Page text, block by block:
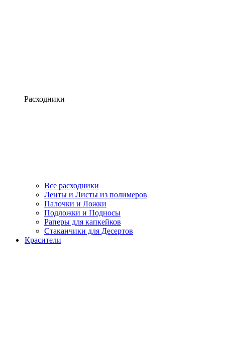
Расходники
Все расходники
Ленты и Листы из полимеров
Палочки и Ложки
Подложки и Подносы
Раперы для капкейков
Стаканчики для Десертов
Красители